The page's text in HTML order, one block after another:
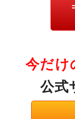
今だけ
公式